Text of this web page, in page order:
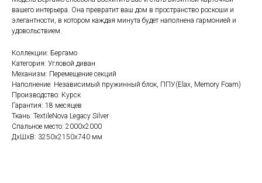
вашего интерьера. Она превратит ваш дом в пространство роскоши и
элегантности, в котором каждая минута будет наполнена гармонией и
удовольствием.
Коллекции: Бергамо
Категория: Угловой диван
Механизм: Перемещение секций
Наполнение: Независимый пружинный блок, ППУ(Elax, Memory Foam)
Производство: Курск
Гарантия: 18 месяцев
Ткань: TextileNova Legacy Silver
Спальное место: 2000х2000
ДxШxВ: 3250x2150x740 мм
Если вам нужна консультация менеджера,
заполните форму ниже
Изготовим мебель, которая
+7